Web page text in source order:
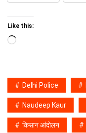
Like this:
Loading…
Delhi Police
Naudeep Kaur
किसान आंदोलन